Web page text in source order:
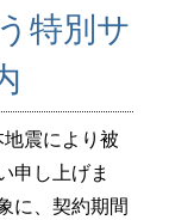
特別サ
震により被
申し上げま
に、契約期間